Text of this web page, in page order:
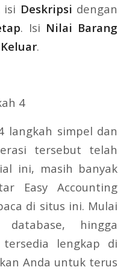
isi Deskripsi dengan
. Isi Nilai Barang
.
langkah simpel dan
tersebut telah
ini, masih banyak
Easy Accounting
di situs ini. Mulai
hingga
lengkap di
Anda untuk terus